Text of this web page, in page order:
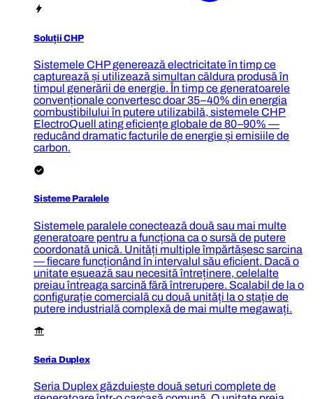
Soluții CHP
Sistemele CHP generează electricitate în timp ce
capturează și utilizează simultan căldura produsă în
timpul generării de energie. În timp ce generatoarele
convenționale convertesc doar 35–40% din energia
combustibilului în putere utilizabilă, sistemele CHP
ElectroQuell ating eficiențe globale de 80–90% —
reducând dramatic facturile de energie și emisiile de
carbon.
Sisteme Paralele
Sistemele paralele conectează două sau mai multe
generatoare pentru a funcționa ca o sursă de putere
coordonată unică. Unități multiple împărtășesc sarcina
— fiecare funcționând în intervalul său eficient. Dacă o
unitate eșuează sau necesită întreținere, celelalte
preiau întreaga sarcină fără întrerupere. Scalabil de la o
configurație comercială cu două unități la o stație de
putere industrială complexă de mai multe megawați.
Seria Duplex
Seria Duplex găzduiește două seturi complete de